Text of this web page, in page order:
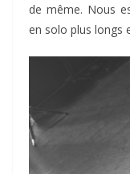
de même. Nous
en solo plus longs